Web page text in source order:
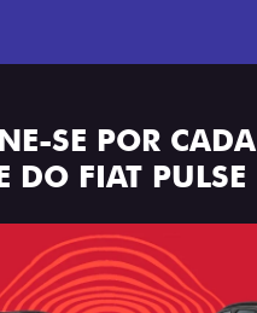
SE POR CADA
DO FIAT PULSE